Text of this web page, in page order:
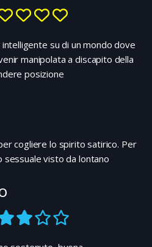
intelligente su di un mondo dove
manipolata a discapito della
posizione
cogliere lo spirito satirico. Per
sessuale visto da lontano